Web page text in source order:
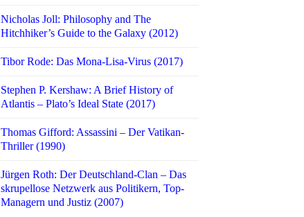
Nicholas Joll: Philosophy and The
Hitchhiker’s Guide to the Galaxy (2012)
Tibor Rode: Das Mona-Lisa-Virus (2017)
Stephen P. Kershaw: A Brief History of
Atlantis – Plato’s Ideal State (2017)
Thomas Gifford: Assassini – Der Vatikan-
Thriller (1990)
Jürgen Roth: Der Deutschland-Clan – Das
skrupellose Netzwerk aus Politikern, Top-
Managern und Justiz (2007)